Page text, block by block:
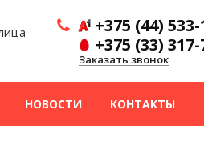
+375 (44)
+375 (33)
Заказать звонок
НОВОСТИ КОНТАКТЫ